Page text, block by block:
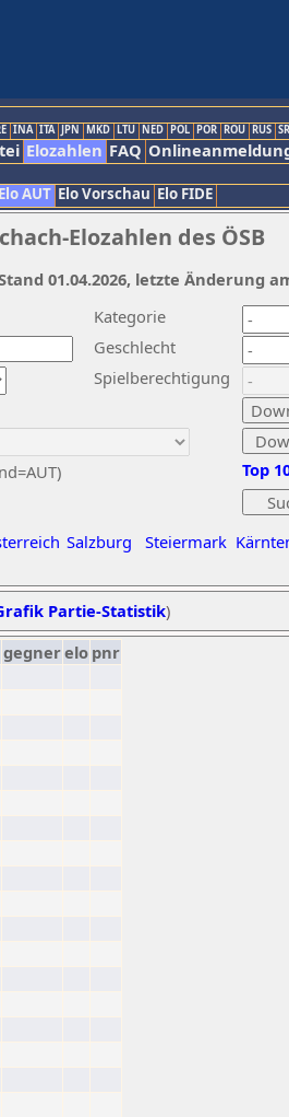
INA ITA JPN MKD LTU NED POL POR ROU RUS
Elozahlen FAQ
Elo AUT Elo Vorschau Elo FIDE
Elozahlen des ÖSB
Kategorie
Geschlecht
Spielberechtigung
Salzburg Steiermark
Top
01.04.2026, letzte Änderung
Partie-Statistik)
gegnerelo pnr